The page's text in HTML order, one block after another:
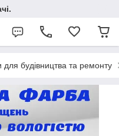
для будівництва та ремонту